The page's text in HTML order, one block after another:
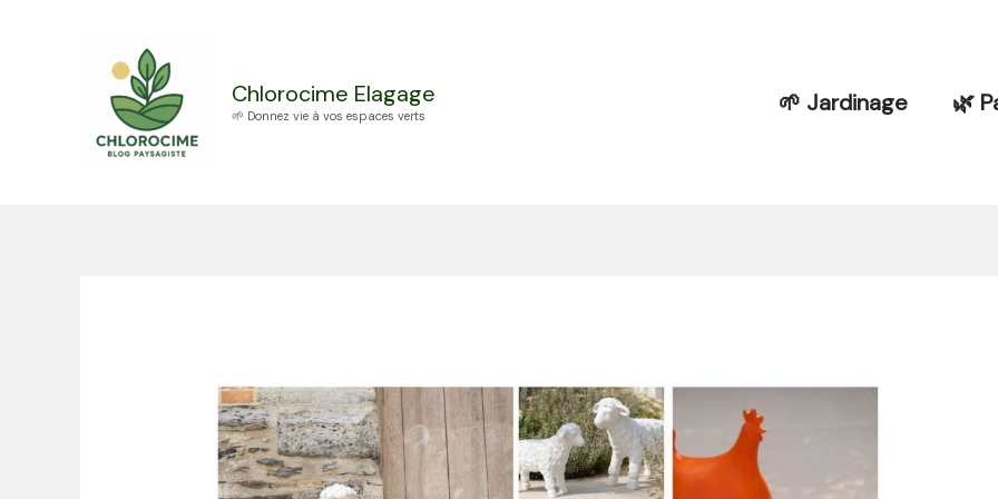
Chlorocime Elagage
🌱 Donnez vie à vos espaces verts 🌱 Jardinage 🌿